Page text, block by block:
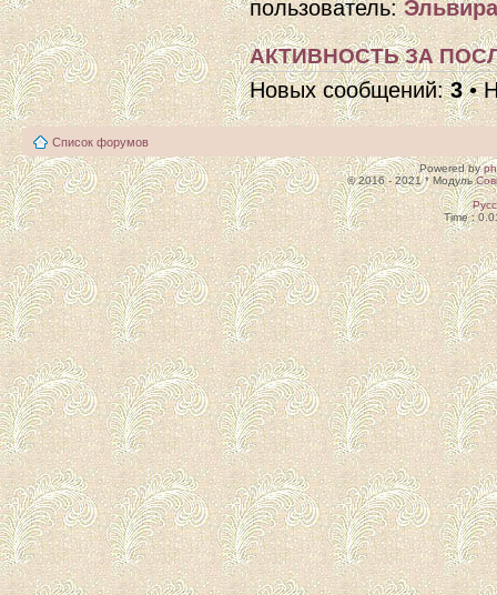
пользователь:
АКТИВНОСТЬ ЗА
Новых сообщений:3•
Список форумов
Powered by
© 2016 - 2021 * Модуль
Time :